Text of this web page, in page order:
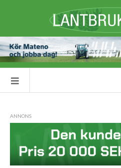
ANNONS